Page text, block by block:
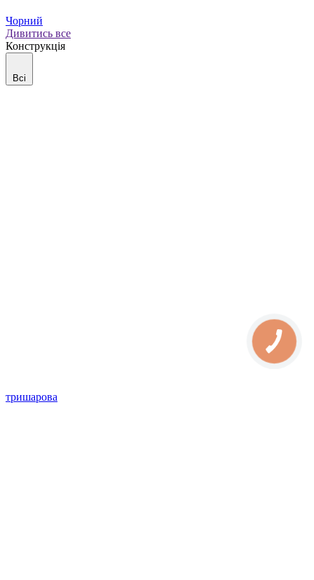
Чорний
Дивитись все
Конструкція
Всі
тришарова